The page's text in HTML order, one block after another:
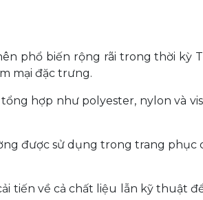
phổ biến rộng rãi trong thời kỳ
mại đặc trưng.
hợp như polyester, nylon và
được sử dụng trong trang phục
tiến về cả chất liệu lẫn kỹ thuật